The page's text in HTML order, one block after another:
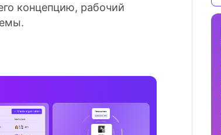
концепцию, рабочий